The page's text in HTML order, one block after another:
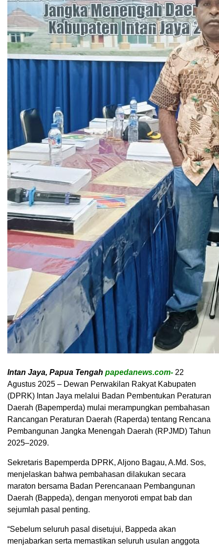
Intan Jaya, Papua Tengah papedanews.com- 22
Agustus 2025 – Dewan Perwakilan Rakyat Kabupaten
(DPRK) Intan Jaya melalui Badan Pembentukan Peraturan
Daerah (Bapemperda) mulai merampungkan pembahasan
Rancangan Peraturan Daerah (Raperda) tentang Rencana
Pembangunan Jangka Menengah Daerah (RPJMD) Tahun
2025–2029.
Sekretaris Bapemperda DPRK, Aljono Bagau, A.Md. Sos,
menjelaskan bahwa pembahasan dilakukan secara
maraton bersama Badan Perencanaan Pembangunan
Daerah (Bappeda), dengan menyoroti empat bab dan
sejumlah pasal penting.
“Sebelum seluruh pasal disetujui, Bappeda akan
menjabarkan serta memastikan seluruh usulan anggota